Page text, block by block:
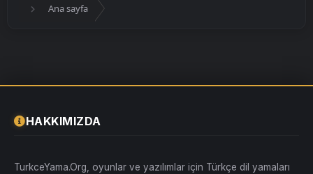
Ana sayfa
HAKKIMIZDA
TurkceYama.Org, oyunlar ve yazılımlar için Türkçe dil yamaları